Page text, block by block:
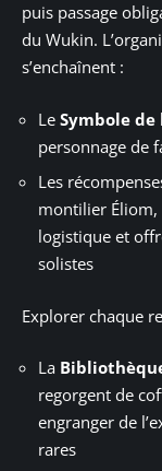
puis passage
du Wukin.
s’enchaînent :
Le Symbole de
personnage de
Les
montilier Éliom,
logistique et
solistes
Explorer chaque
La
regorgent de
engranger de
rares